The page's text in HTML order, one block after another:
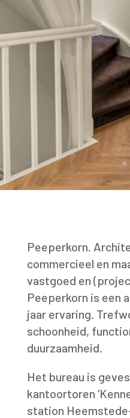
Bekijk het
Peeperkorn.
commercieel en
vastgoed en
Peeperkorn is een
jaar ervaring.
schoonheid,
duurzaamheid.
Het bureau is
kantoortoren
station